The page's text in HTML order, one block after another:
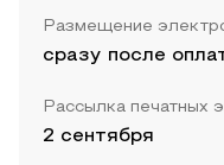
Размещение
сразу после
Рассылка печатных
2 сентября